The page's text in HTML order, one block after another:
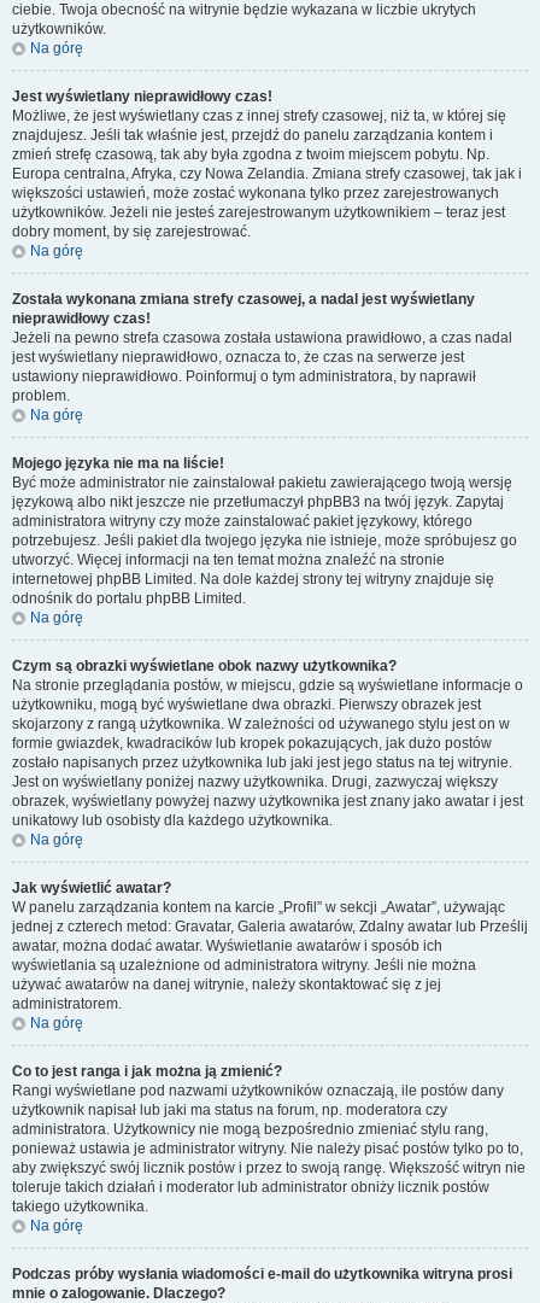
ciebie. Twoja obecność na witrynie będzie wykazana w liczbie ukrytych
użytkowników.
Na górę
Jest wyświetlany nieprawidłowy czas!
Możliwe, że jest wyświetlany czas z innej strefy czasowej, niż ta, w której się
znajdujesz. Jeśli tak właśnie jest, przejdź do panelu zarządzania kontem i
zmień strefę czasową, tak aby była zgodna z twoim miejscem pobytu. Np.
Europa centralna, Afryka, czy Nowa Zelandia. Zmiana strefy czasowej, tak jak i
większości ustawień, może zostać wykonana tylko przez zarejestrowanych
użytkowników. Jeżeli nie jesteś zarejestrowanym użytkownikiem – teraz jest
dobry moment, by się zarejestrować.
Na górę
Została wykonana zmiana strefy czasowej, a nadal jest wyświetlany
nieprawidłowy czas!
Jeżeli na pewno strefa czasowa została ustawiona prawidłowo, a czas nadal
jest wyświetlany nieprawidłowo, oznacza to, że czas na serwerze jest
ustawiony nieprawidłowo. Poinformuj o tym administratora, by naprawił
problem.
Na górę
Mojego języka nie ma na liście!
Być może administrator nie zainstalował pakietu zawierającego twoją wersję
językową albo nikt jeszcze nie przetłumaczył phpBB3 na twój język. Zapytaj
administratora witryny czy może zainstalować pakiet językowy, którego
potrzebujesz. Jeśli pakiet dla twojego języka nie istnieje, może spróbujesz go
utworzyć. Więcej informacji na ten temat można znaleźć na stronie
internetowej phpBB Limited. Na dole każdej strony tej witryny znajduje się
odnośnik do portalu phpBB Limited.
Na górę
Czym są obrazki wyświetlane obok nazwy użytkownika?
Na stronie przeglądania postów, w miejscu, gdzie są wyświetlane informacje o
użytkowniku, mogą być wyświetlane dwa obrazki. Pierwszy obrazek jest
skojarzony z rangą użytkownika. W zależności od używanego stylu jest on w
formie gwiazdek, kwadracików lub kropek pokazujących, jak dużo postów
zostało napisanych przez użytkownika lub jaki jest jego status na tej witrynie.
Jest on wyświetlany poniżej nazwy użytkownika. Drugi, zazwyczaj większy
obrazek, wyświetlany powyżej nazwy użytkownika jest znany jako awatar i jest
unikatowy lub osobisty dla każdego użytkownika.
Na górę
Jak wyświetlić awatar?
W panelu zarządzania kontem na karcie „Profil” w sekcji „Awatar”, używając
jednej z czterech metod: Gravatar, Galeria awatarów, Zdalny awatar lub Prześlij
awatar, można dodać awatar. Wyświetlanie awatarów i sposób ich
wyświetlania są uzależnione od administratora witryny. Jeśli nie można
używać awatarów na danej witrynie, należy skontaktować się z jej
administratorem.
Na górę
Co to jest ranga i jak można ją zmienić?
Rangi wyświetlane pod nazwami użytkowników oznaczają, ile postów dany
użytkownik napisał lub jaki ma status na forum, np. moderatora czy
administratora. Użytkownicy nie mogą bezpośrednio zmieniać stylu rang,
ponieważ ustawia je administrator witryny. Nie należy pisać postów tylko po to,
aby zwiększyć swój licznik postów i przez to swoją rangę. Większość witryn nie
toleruje takich działań i moderator lub administrator obniży licznik postów
takiego użytkownika.
Na górę
Podczas próby wysłania wiadomości e-mail do użytkownika witryna prosi
mnie o zalogowanie. Dlaczego?